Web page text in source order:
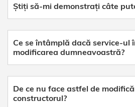
Știți să-mi demonstrați câte
Ce se întâmplă dacă service-ul
modificarea dumneavoastră?
De ce nu face astfel de
constructorul?